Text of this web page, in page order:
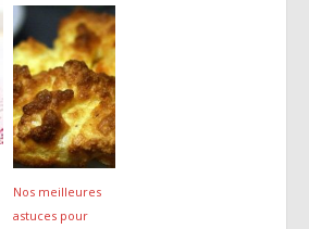
Nos meilleures
astuces pour